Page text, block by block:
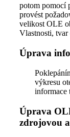
potom pomocí
provést
velikost OLE
Vlastnosti, tvar
Úprava
výkresu
informace
Úprava
zdrojovou